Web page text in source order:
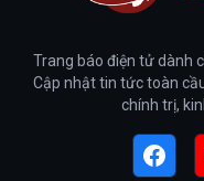
Trang báo điện tử dành
Cập nhật tin tức toàn
chính trị,